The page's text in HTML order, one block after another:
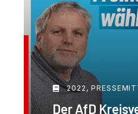
2022 ,
Der AfD